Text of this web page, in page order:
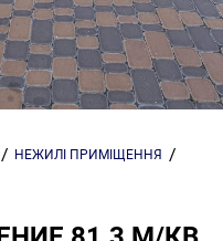
НЕЖИЛІ ПРИМІЩЕННЯ